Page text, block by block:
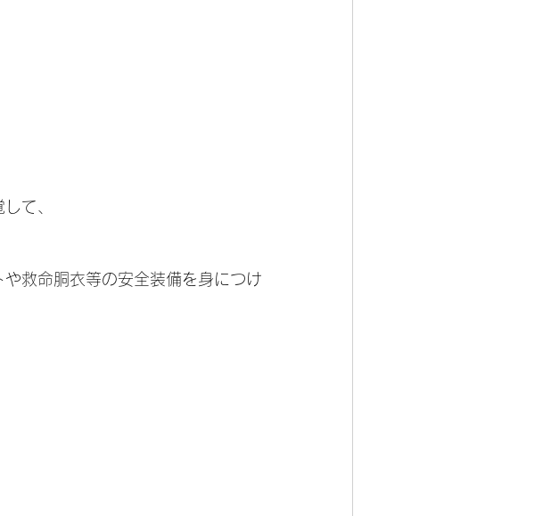
て、
救命胴衣等の安全装備を身につけ